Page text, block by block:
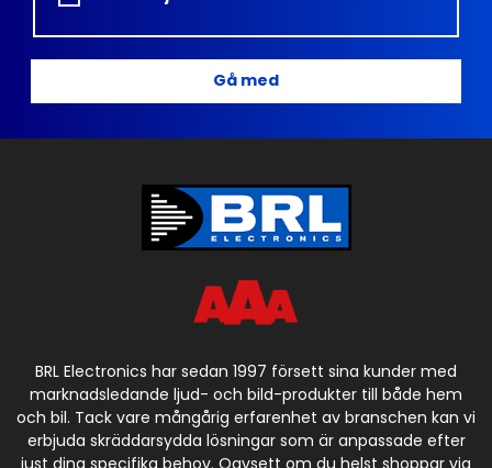
Gå med
BRL Electronics har sedan 1997 försett sina kunder med
marknadsledande ljud- och bild-produkter till både hem
och bil. Tack vare mångårig erfarenhet av branschen kan vi
erbjuda skräddarsydda lösningar som är anpassade efter
just dina specifika behov. Oavsett om du helst shoppar via